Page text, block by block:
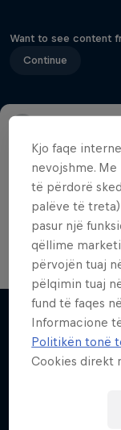
Want to see content
Continue
Info
In the final
Casper Ruud
Bassline 2023.
Videot e
Kjo faqe
nevojshme.
të përdorë
palëve të
pasur një
qëllime
përvojën tuaj
pëlqimin tuaj
fund të faqes
Informacione
Politikën tonë
Cookies direkt